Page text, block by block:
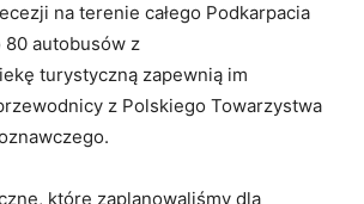
na terenie całego Podkarpacia
80 autobusów z
turystyczną zapewnią im
z Polskiego Towarzystwa
które zaplanowaliśmy dla